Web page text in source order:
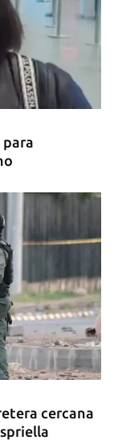
para
cercana